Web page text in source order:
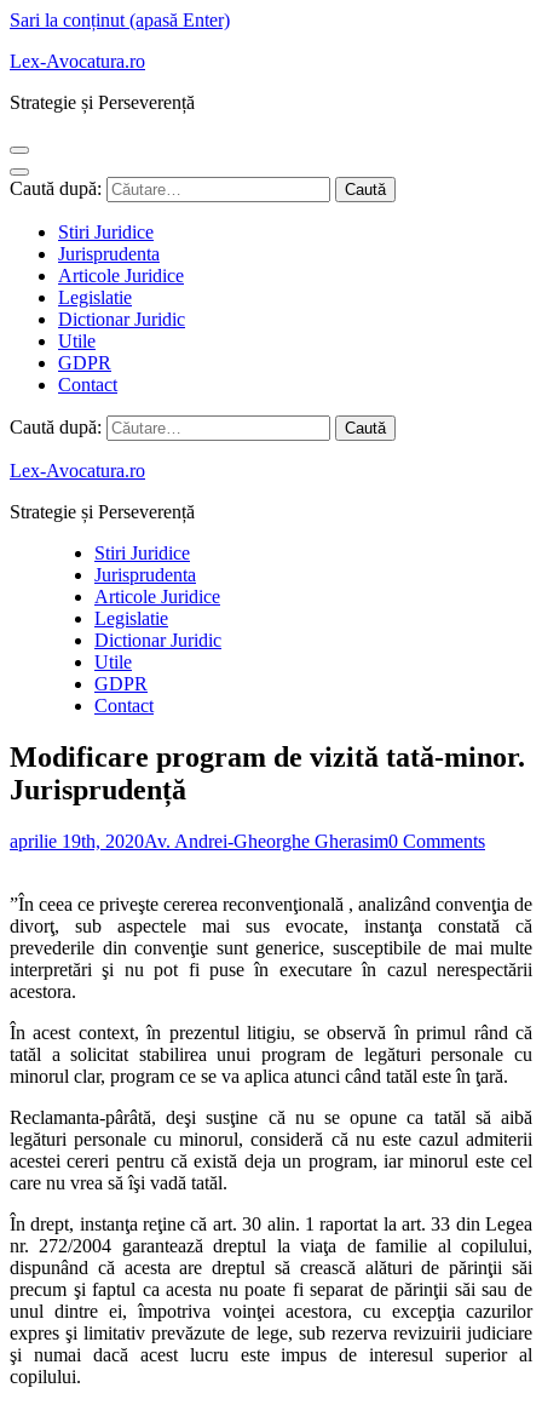
Sari la conținut (apasă Enter)
Lex-Avocatura.ro
Strategie și Perseverență
Caută după:
Stiri Juridice
Jurisprudenta
Articole Juridice
Legislatie
Dictionar Juridic
Utile
GDPR
Contact
Caută după:
Lex-Avocatura.ro
Strategie și Perseverență
Stiri Juridice
Jurisprudenta
Articole Juridice
Legislatie
Dictionar Juridic
Utile
GDPR
Contact
Modificare program de vizită tată-minor.
Jurisprudență
aprilie 19th, 2020Av. Andrei-Gheorghe Gherasim0 Comments
”În ceea ce priveşte cererea reconvenţională , analizând convenţia de
divorţ, sub aspectele mai sus evocate, instanţa constată că
prevederile din convenţie sunt generice, susceptibile de mai multe
interpretări şi nu pot fi puse în executare în cazul nerespectării
acestora.
În acest context, în prezentul litigiu, se observă în primul rând că
tatăl a solicitat stabilirea unui program de legături personale cu
minorul clar, program ce se va aplica atunci când tatăl este în ţară.
Reclamanta-pârâtă, deşi susţine că nu se opune ca tatăl să aibă
legături personale cu minorul, consideră că nu este cazul admiterii
acestei cereri pentru că există deja un program, iar minorul este cel
care nu vrea să îşi vadă tatăl.
În drept, instanţa reţine că art. 30 alin. 1 raportat la art. 33 din Legea
nr. 272/2004 garantează dreptul la viaţa de familie al copilului,
dispunând că acesta are dreptul să crească alături de părinţii săi
precum şi faptul ca acesta nu poate fi separat de părinţii săi sau de
unul dintre ei, împotriva voinţei acestora, cu excepţia cazurilor
expres şi limitativ prevăzute de lege, sub rezerva revizuirii judiciare
şi numai dacă acest lucru este impus de interesul superior al
copilului.